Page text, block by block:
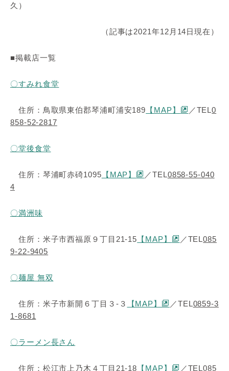
久）
（記事は2021年12月14日現在）
■掲載店一覧
〇すみれ食堂
住所：鳥取県東伯郡琴浦町浦安189 【MAP】 ／TEL0
858-52-2817
〇堂後食堂
住所：琴浦町赤碕1095 【MAP】 ／TEL0858-55-040
4
〇満洲味
住所：米子市西福原９丁目21-15 【MAP】 ／TEL085
9-22-9405
〇麺屋 無双
住所：米子市新開６丁目３-３ 【MAP】 ／TEL0859-3
1-8681
〇ラーメン長さん
住所：松江市上乃木４丁目21-18 【MAP】 ／TEL085